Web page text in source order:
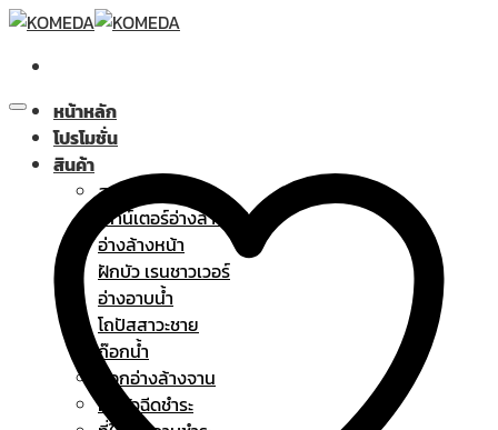
Skip
content
หน้าหลัก
โปรโมชั่น
สินค้า
สุขภัณฑ์
เคาน์เตอร์อ่างล้างหน้า
อ่างล้างหน้า
ฝักบัว เรนชาวเวอร์
อ่างอาบน้ำ
โถปัสสาวะชาย
ก๊อกน้ำ
ก๊อกอ่างล้างจาน
ฝักบัวฉีดชำระ